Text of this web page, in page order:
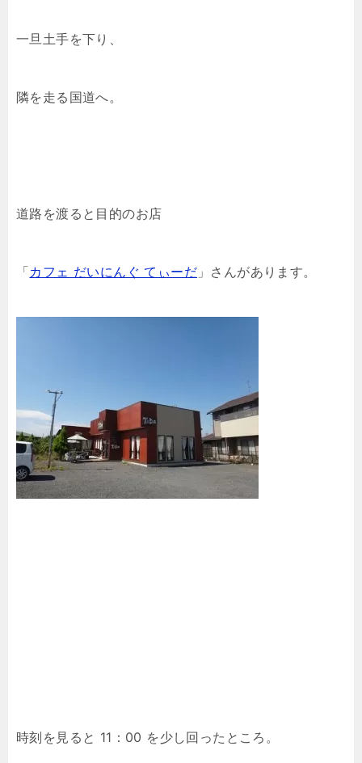
一旦土手を下り、
隣を走る国道へ。
道路を渡ると目的のお店
「カフェ だいにんぐ てぃーだ 」さんがあります。
時刻を見ると 11：00 を少し回ったところ。